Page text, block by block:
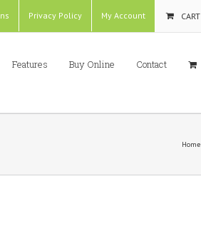
Privacy Policy My Account CART
Features Buy Online Contact
Home